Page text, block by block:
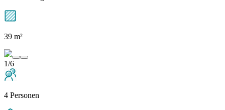
39 m²
1/6
4 Personen